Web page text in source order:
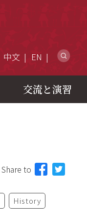
中文 EN
交流と演習
Share to
History